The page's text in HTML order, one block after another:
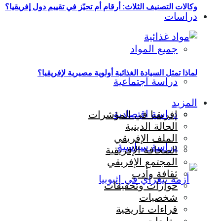
دراسات
جميع المواد
دراسة اجتماعية
دراسة اقتصادية
دراسة سياسية
وكالات التصنيف الثلاث: أرقام أم تحيّز في تقييم دول إفريقيا؟
لماذا تمثل السيادة الغذائية أولوية مصيرية لإفريقيا؟
المزيد
إفريقيا في المؤشرات
الحالة الدينية
الملف الإفريقي
الصحافة الإفريقية
المجتمع الإفريقي
ثقافة وأدب
حوارات وتحقيقات
شخصيات
قراءات تاريخية